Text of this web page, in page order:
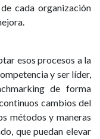
cada organización
esos procesos a la
y ser líder,
de forma
cambios del
métodos y maneras
que puedan elevar